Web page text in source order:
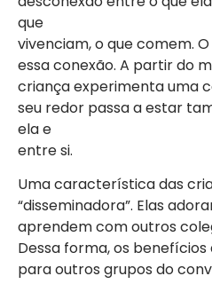
que
vivenciam, o que comem. O
essa conexão. A partir do
criança experimenta uma
seu redor passa a estar
ela e
entre si.
Uma característica das
“disseminadora”. Elas
aprendem com outros
Dessa forma, os benefícios
para outros grupos do